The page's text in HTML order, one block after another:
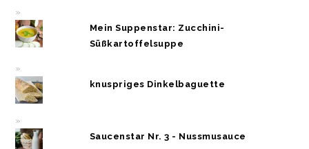
Mein Suppenstar: Zucchini-
Süßkartoffelsuppe
knuspriges Dinkelbaguette
Saucenstar Nr. 3 - Nussmusauce